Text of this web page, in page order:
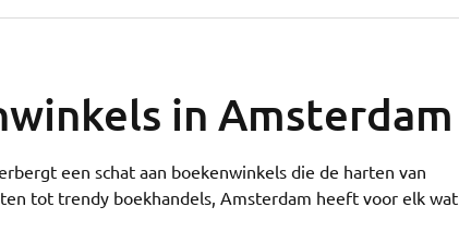
in Amsterdam
een schat aan boekenwinkels die de harten van
tot trendy boekhandels, Amsterdam heeft voor elk wat